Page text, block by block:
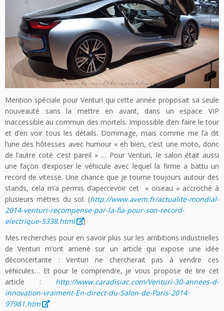
Mention spéciale pour Venturi qui cette année proposait sa seule
nouveauté sans la mettre en avant, dans un espace VIP
inaccessible au commun des mortels. Impossible d’en faire le tour
et d’en voir tous les détails. Dommage, mais comme me l’a dit
l’une des hôtesses avec humour « eh bien, c’est une moto, donc
de l’autre coté c’est pareil » … Pour Venturi, le salon était aussi
une façon d’exposer le véhicule avec lequel la firme a battu un
record de vitesse. Une chance que je tourne toujours autour des
stands, cela m’a permis d’apercevoir cet « oiseau » accroché à
plusieurs mètres du sol. (http://www.avem.fr/actualite-mondial-
2014-venturi-recompense-par-la-fia-pour-son-record-
electrique-5338.html
)
Mes recherches pour en savoir plus sur les ambitions industrielles
de Venturi m’ont amené sur un article qui expose une idée
déconcertante : Venturi ne chercherait pas à vendre ces
véhicules… Et pour le comprendre, je vous propose de lire cet
article :
http://www.caradisiac.com/Venturi-30-annees-d-
innovation-vraiment-En-direct-du-Salon-de-Paris-2014-
97981.htm